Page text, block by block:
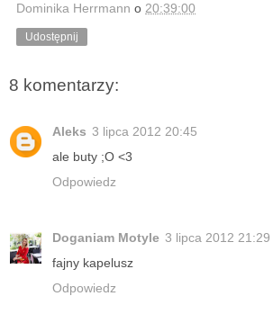
Dominika Herrmann o 20:39:00
Udostępnij
8 komentarzy:
Aleks 3 lipca 2012 20:45
ale buty ;O <3
Odpowiedz
Doganiam Motyle 3 lipca 2012 21:29
fajny kapelusz
Odpowiedz